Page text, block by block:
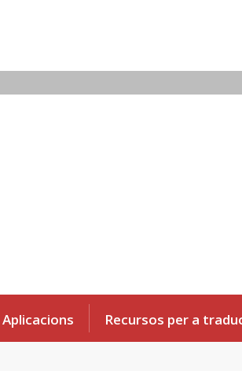
Aplicacions Recursos per a